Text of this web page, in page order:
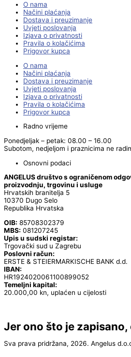
O nama
Načini plaćanja
Dostava i preuzimanje
Uvjeti poslovanja
Izjava o privatnosti
Pravila o kolačićima
Prigovor kupca
O nama
Načini plaćanja
Dostava i preuzimanje
Uvjeti poslovanja
Izjava o privatnosti
Pravila o kolačićima
Prigovor kupca
Radno vrijeme
Ponedjeljak – petak: 08.00 – 16.00
Subotom, nedjeljom i praznicima ne
Osnovni podaci
ANGELUS društvo s ograničenom
proizvodnju, trgovinu i usluge
Hrvatskih branitelja 5
10370 Dugo Selo
Republika Hrvatska
OIB: 85708302379
MBS: 081207245
Upis u sudski registar:
Trgovački sud u Zagrebu
Poslovni račun:
ERSTE & STEIERMARKISCHE BANK d.d.
IBAN:
HR1924020061100899052
Temeljni kapital:
20.000,00 kn, uplaćen u cijelosti
Jer ono što je zapisano,
Sva prava pridržana, 2026. Angelus